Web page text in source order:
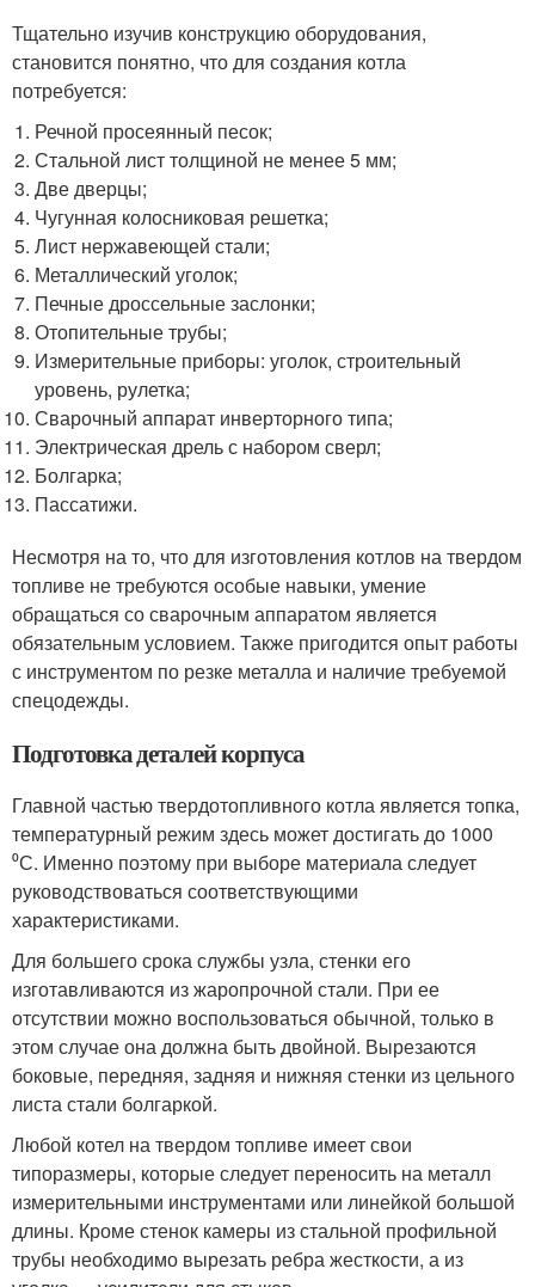
Тщательно изучив конструкцию оборудования,
становится понятно, что для создания котла
потребуется:
Речной просеянный песок;
Стальной лист толщиной не менее 5 мм;
Две дверцы;
Чугунная колосниковая решетка;
Лист нержавеющей стали;
Металлический уголок;
Печные дроссельные заслонки;
Отопительные трубы;
Измерительные приборы: уголок, строительный
уровень, рулетка;
Сварочный аппарат инверторного типа;
Электрическая дрель с набором сверл;
Болгарка;
Пассатижи.
Несмотря на то, что для изготовления котлов на твердом
топливе не требуются особые навыки, умение
обращаться со сварочным аппаратом является
обязательным условием. Также пригодится опыт работы
с инструментом по резке металла и наличие требуемой
спецодежды.
Подготовка деталей корпуса
Главной частью твердотопливного котла является топка,
температурный режим здесь может достигать до 1000
⁰С. Именно поэтому при выборе материала следует
руководствоваться соответствующими
характеристиками.
Для большего срока службы узла, стенки его
изготавливаются из жаропрочной стали. При ее
отсутствии можно воспользоваться обычной, только в
этом случае она должна быть двойной. Вырезаются
боковые, передняя, задняя и нижняя стенки из цельного
листа стали болгаркой.
Любой котел на твердом топливе имеет свои
типоразмеры, которые следует переносить на металл
измерительными инструментами или линейкой большой
длины. Кроме стенок камеры из стальной профильной
трубы необходимо вырезать ребра жесткости, а из